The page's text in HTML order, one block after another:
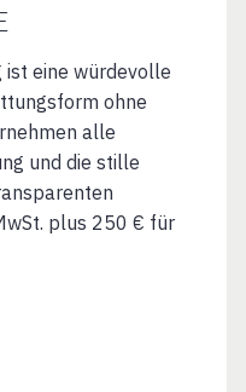
ist eine würdevolle
ohne
alle
und die stille
plus 250 € für